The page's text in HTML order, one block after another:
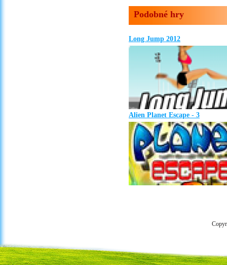
Podobné hry
Long Jump 2012
Alien Planet Escape - 3